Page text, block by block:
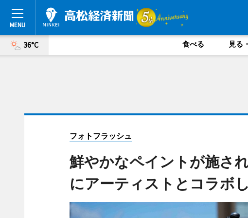
36°C 食べる 見る
フォトフラッシュ
鮮やかなペイントが施さ
にアーティストとコラボ